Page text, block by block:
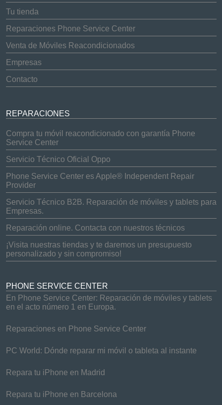
Tu tienda
Reparaciones Phone Service Center
Venta de Móviles Reacondicionados
Empresas
Contacto
REPARACIONES
Compra tu móvil reacondicionado con garantía Phone
Service Center
Servicio Técnico Oficial Oppo
Phone Service Center es Apple® Independent Repair
Provider
Servicio Técnico B2B. Reparación de móviles y tablets para
Empresas.
Reparación online. Contacta con nuestros técnicos
¡Visita nuestras tiendas y te daremos un presupuesto
personalizado y sin compromiso!
PHONE SERVICE CENTER
En Phone Service Center: Reparación de móviles y tablets
en el acto número 1 en Europa.
Reparaciones en Phone Service Center
PC World: Dónde reparar mi móvil o tableta al instante
Repara tu iPhone en Madrid
Repara tu iPhone en Barcelona